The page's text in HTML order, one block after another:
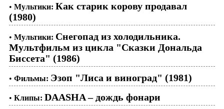
• Мультики: Как старик корову продавал
(1980)
• Мультики: Снегопад из холодильника.
Мультфильм из цикла "Сказки Дональда
Биссета" (1986)
• Фильмы: Эзоп "Лиса и виноград" (1981)
• Клипы: DAASHA – дождь фонари